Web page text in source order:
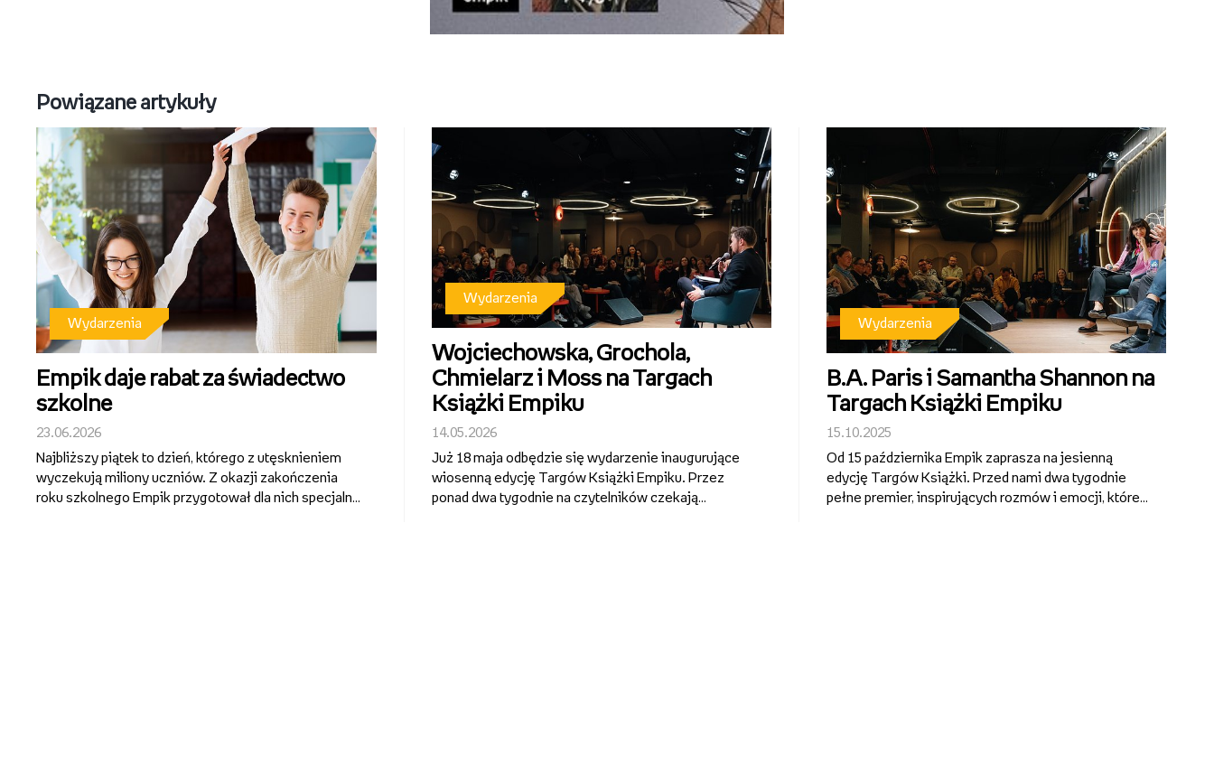
Powiązane artykuły
Wydarzenia
Empik daje rabat za świadectwo
szkolne
23.06.2026
Najbliższy piątek to dzień, którego z utęsknieniem
wyczekują miliony uczniów. Z okazji zakończenia
roku szkolnego Empik przygotował dla nich specjalną
Wydarzenia
Wojciechowska, Grochola,
Chmielarz i Moss na Targach
Książki Empiku
14.05.2026
Już 18 maja odbędzie się wydarzenie inaugurujące
wiosenną edycję Targów Książki Empiku. Przez
ponad dwa tygodnie na czytelników czekają
Wydarzenia
B.A. Paris i Samantha Shannon na
Targach Książki Empiku
15.10.2025
Od 15 października Empik zaprasza na jesienną
edycję Targów Książki. Przed nami dwa tygodnie
pełne premier, inspirujących rozmów i emocji, które